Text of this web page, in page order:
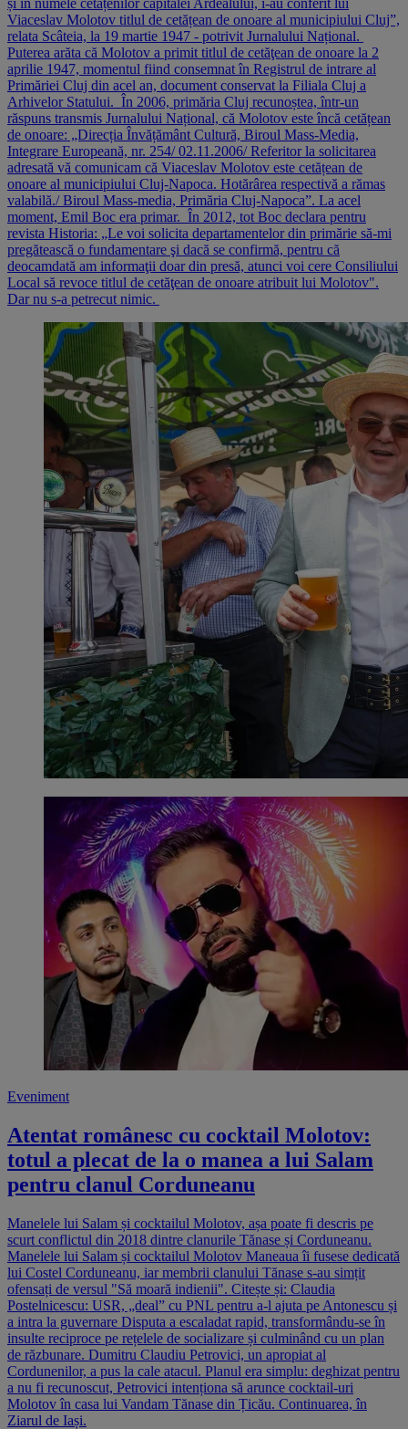
Viaceslav Molotov titlul de cetățean de onoare al municipiului Cluj”,
relata Scâteia, la 19 martie 1947 - potrivit Jurnalului Național.
Puterea arăta că Molotov a primit titlul de cetăţean de onoare la 2
aprilie 1947, momentul fiind consemnat în Registrul de intrare al
Primăriei Cluj din acel an, document conservat la Filiala Cluj a
Arhivelor Statului. În 2006, primăria Cluj recunoștea, într-un
răspuns transmis Jurnalului Național, că Molotov este încă cetățean
de onoare: „Direcția Învățământ Cultură, Biroul Mass-Media,
Integrare Europeană, nr. 254/ 02.11.2006/ Referitor la solicitarea
adresată vă comunicam că Viaceslav Molotov este cetățean de
onoare al municipiului Cluj-Napoca. Hotărârea respectivă a rămas
valabilă./ Biroul Mass-media, Primăria Cluj-Napoca”. La acel
moment, Emil Boc era primar. În 2012, tot Boc declara pentru
revista Historia: „Le voi solicita departamentelor din primărie să-mi
pregătească o fundamentare şi dacă se confirmă, pentru că
deocamdată am informaţii doar din presă, atunci voi cere Consiliului
Local să revoce titlul de cetăţean de onoare atribuit lui Molotov".
Dar nu s-a petrecut nimic.
Eveniment
Atentat românesc cu cocktail Molotov:
totul a plecat de la o manea a lui Salam
pentru clanul Corduneanu
Manelele lui Salam și cocktailul Molotov, așa poate fi descris pe
scurt conflictul din 2018 dintre clanurile Tănase și Corduneanu.
Manelele lui Salam și cocktailul Molotov Maneaua îi fusese dedicată
lui Costel Corduneanu, iar membrii clanului Tănase s-au simțit
ofensați de versul "Să moară indienii". Citește și: Claudia
Postelnicescu: USR, „deal” cu PNL pentru a-l ajuta pe Antonescu și
a intra la guvernare Disputa a escaladat rapid, transformându-se în
insulte reciproce pe rețelele de socializare și culminând cu un plan
de răzbunare. Dumitru Claudiu Petrovici, un apropiat al
Cordunenilor, a pus la cale atacul. Planul era simplu: deghizat pentru
a nu fi recunoscut, Petrovici intenționa să arunce cocktail-uri
Molotov în casa lui Vandam Tănase din Țicău. Continuarea, în
Ziarul de Iași.